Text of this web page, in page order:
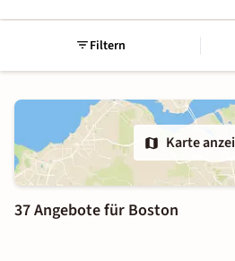
Filtern
Karte
37 Angebote für Boston